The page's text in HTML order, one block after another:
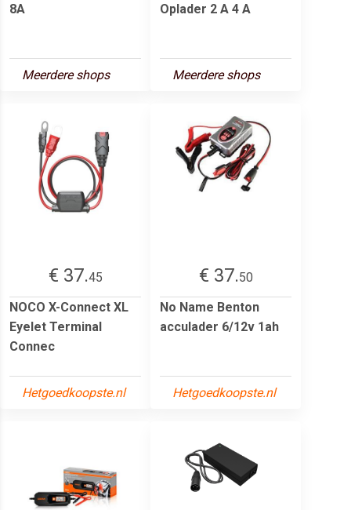
8A
Meerdere shops
Oplader 2 A 4 A
Meerdere shops
€ 37.45
NOCO X-Connect XL
Eyelet Terminal
Connec
Hetgoedkoopste.nl
€ 37.50
No Name Benton
acculader 6/12v 1ah
Hetgoedkoopste.nl